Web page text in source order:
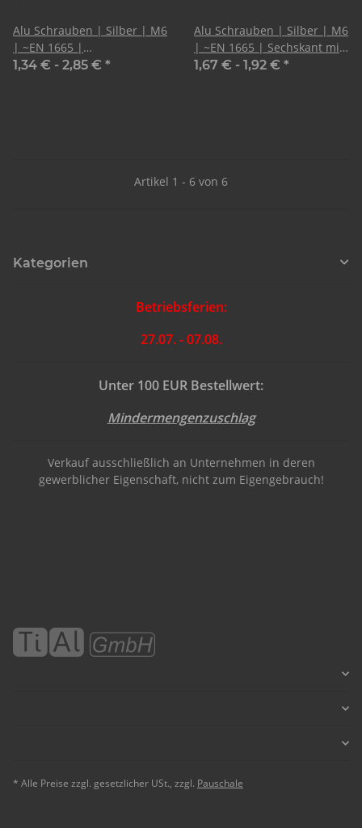
Alu Schrauben | Silber | M6
| ~EN 1665 |
LinsenSenkkopf | CNC
1,34 € - 2,85 € *
Alu Schrauben | Silber | M6
| ~EN 1665 | Sechskant mit
Flansch
1,67 € - 1,92 € *
Artikel 1 - 6 von 6
Kategorien
Betriebsferien:
27.07. - 07.08.
Unter 100 EUR Bestellwert:
Mindermengenzuschlag
Verkauf ausschließlich an Unternehmen in deren
gewerblicher Eigenschaft, nicht zum Eigengebrauch!
* Alle Preise zzgl. gesetzlicher USt., zzgl. Pauschale